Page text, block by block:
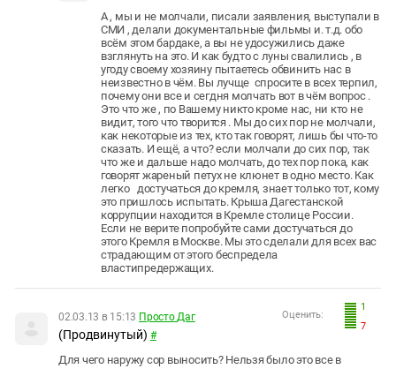
А , мы и не молчали, писали заявления, выступали в
СМИ , делали документальные фильмы и. т.д. обо
всём этом бардаке, а вы не удосужились даже
взглянуть на это. И как будто с луны свалились , в
угоду своему хозяину пытаетесь обвинить нас в
неизвестно в чём. Вы лучще спросите в всех терпил,
почему они все и сегдня молчать вот в чём вопрос .
Это что же , по Вашему никто кроме нас, ни кто не
видит, того что творится . Мы до сих пор не молчали,
как некоторые из тех, кто так говорят, лишь бы что-то
сказать. И ещё, а что? если молчали до сих пор, так
что же и дальше надо молчать, до тех пор пока, как
говорят жареный петух не клюнет в одно место. Как
легко достучаться до кремля, знает только тот, кому
это пришлось испытать. Крыша Дагестанской
коррупции находится в Кремле столице России.
Если не верите попробуйте сами достучаться до
этого Кремля в Москве. Мы это сделали для всех вас
страдающим от этого беспредела
властипредержащих.
1
7
Оценить:
02.03.13 в 15:13 Просто Даг
(Продвинутый) #
Для чего наружу сор выносить? Нельзя было это все в